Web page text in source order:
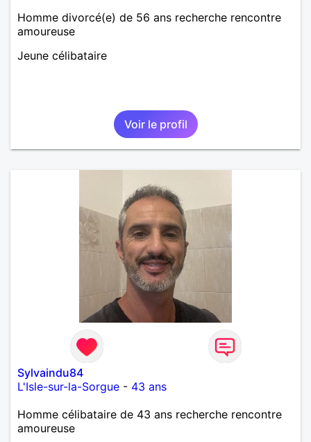
Homme divorcé(e) de 56 ans recherche rencontre
amoureuse
Jeune célibataire
Voir le profil
Sylvaindu84
L'Isle-sur-la-Sorgue - 43 ans
Homme célibataire de 43 ans recherche rencontre
amoureuse